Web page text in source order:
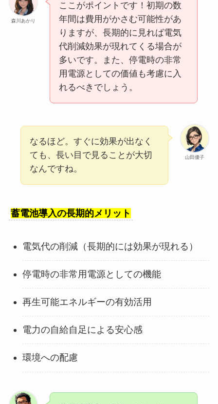
森川あかり
ここがポイントです！初期の数
年間は費用がかさむ可能性があ
りますが、長期的に見れば電気
代削減効果が現れてくる場合が
多いです。また、停電時の非常
用電源としての価値も考慮に入
れるべきでしょう。
山田優子
なるほど。すぐに効果が出なく
ても、長い目で見ることが大切
なんですね。
蓄電池導入の長期的メリット
電気代の削減（長期的には効果が現れる）
停電時の非常用電源としての機能
再生可能エネルギーの有効活用
電力の自給自足による安心感
環境への配慮